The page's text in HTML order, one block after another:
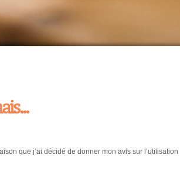
que j’ai décidé de donner mon avis sur l’utilisation